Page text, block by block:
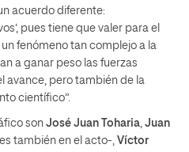
acuerdo diferente:
pues tiene que valer para el
fenómeno tan complejo a la
a ganar peso las fuerzas
avance, pero también de la
científico”.
son José Juan Toharia, Juan
también en el acto-, Víctor